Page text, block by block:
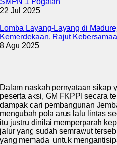
SMPN 1 Pogalan
22 Jul 2025
Lomba Layang-Layang di
Kemerdekaan, Rajut
8 Agu 2025
Dalam naskah pernyataan sikap
peserta aksi, GM FKPPI secara
dampak dari pembangunan
mengubah pola arus lalu lintas
itu justru dinilai memperparah
jalur yang sudah semrawut
yang memadai untuk